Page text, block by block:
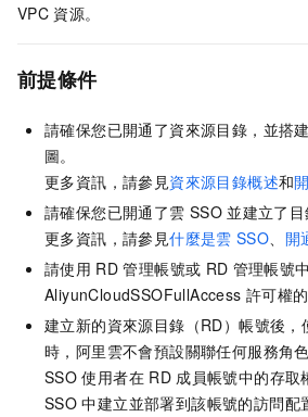
VPC 資源。
前提條件
請確保您已開通了資來源目錄，並搭
圖。
更多資訊，請參見資來源目錄概述和
請確保您已開通了雲 SSO 並建立了目
更多資訊，請參見什麼是雲 SSO、 開
請使用 RD 管理帳號或 RD 管理帳號
AliyunCloudSSOFullAccess 許可權的
建立新的資來源目錄（RD）帳號後，
時，阿里雲不會預設關聯任何服務角
SSO 使用者在 RD 成員帳號中的存取
SSO 中建立並部署到該帳號的訪問配